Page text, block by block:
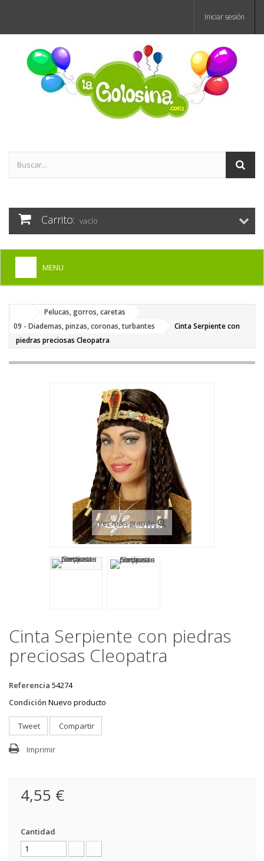
Iniciar sesión
Carrito: vacío
MENU
DISFRACES PARA ADULTOS
+
DISFRACES INFANTILES
+
COMPLEMENTOS
PELUCAS, GORROS, CARETAS
Pelucas, gorros, caretas
09 - Diademas, pinzas, coronas, turbantes
Cinta Serpiente con
piedras preciosas Cleopatra
Ver más grande
Cinta Serpiente con piedras
preciosas Cleopatra
Referencia 54274
Condición Nuevo producto
Tweet Compartir
Imprimir
4,55 €
Cantidad